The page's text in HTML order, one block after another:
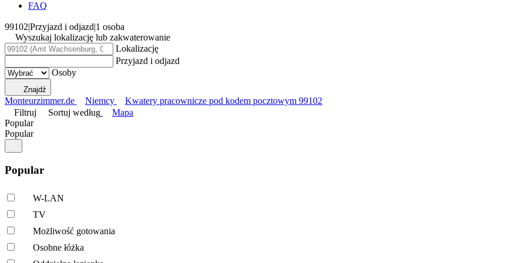
FAQ
99102|Przyjazd i odjazd|1 osoba
Wyszukaj lokalizację lub zakwaterowanie
Lokalizację
Przyjazd i odjazd
Osoby
Znajdź
Monteurzimmer.de Niemcy
Kwatery pracownicze pod kodem pocztowym 99102
Filtruj
Sortuj według
Mapa
Popular
Popular
Popular
W-LAN
TV
Możliwość gotowania
Osobne łóżka